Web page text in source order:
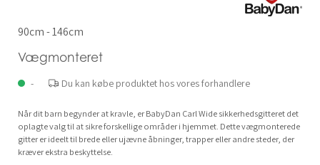
90cm - 146cm
Vægmonteret
- Du kan købe produktet hos vores forhandlere
Når dit barn begynder at kravle, er BabyDan Carl Wide sikkerhedsgitteret det
oplagte valg til at sikre forskellige områder i hjemmet. Dette vægmonterede
gitter er ideelt til brede eller ujævne åbninger, trapper eller andre steder, der
kræver ekstra beskyttelse.